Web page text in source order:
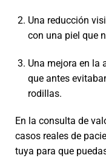
Una reducción
con una piel que
Una mejora en la
que antes
rodillas.
En la consulta de
casos reales de
tuya para que